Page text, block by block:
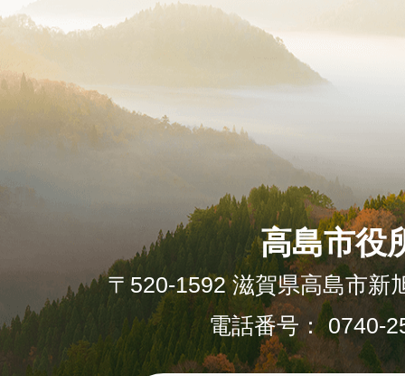
高島市役
〒520-1592 滋賀県高島市新
電話番号： 0740-